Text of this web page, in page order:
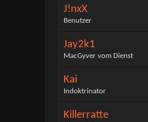
J!nxX
Benutzer
Jay2k1
MacGyver vom Dienst
Kai
Indoktrinator
Killerratte